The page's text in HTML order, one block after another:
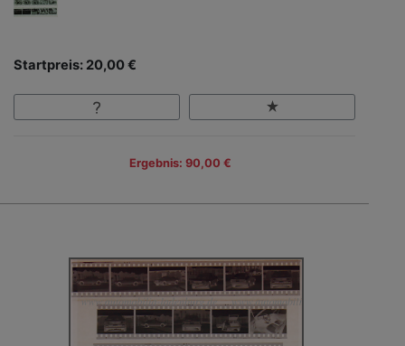
Startpreis: 20,00 €
Ergebnis: 90,00 €